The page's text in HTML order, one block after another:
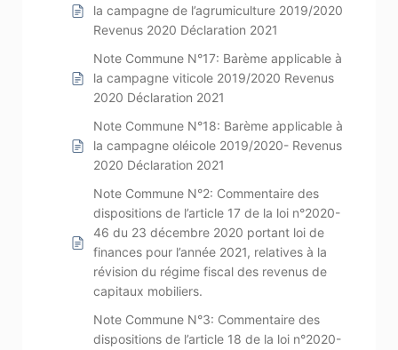
la campagne de l’agrumiculture 2019/2020
Revenus 2020 Déclaration 2021
Note Commune N°17: Barème applicable à
la campagne viticole 2019/2020 Revenus
2020 Déclaration 2021
Note Commune N°18: Barème applicable à
la campagne oléicole 2019/2020- Revenus
2020 Déclaration 2021
Note Commune N°2: Commentaire des
dispositions de l’article 17 de la loi n°2020-
46 du 23 décembre 2020 portant loi de
finances pour l’année 2021, relatives à la
révision du régime fiscal des revenus de
capitaux mobiliers.
Note Commune N°3: Commentaire des
dispositions de l’article 18 de la loi n°2020-